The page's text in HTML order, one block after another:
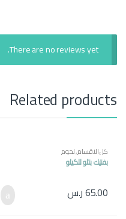
There are no reviews yet.
Related products
كل الاقسام,لحوم
بفتيك بتلو للكيلو
65.00ر.س